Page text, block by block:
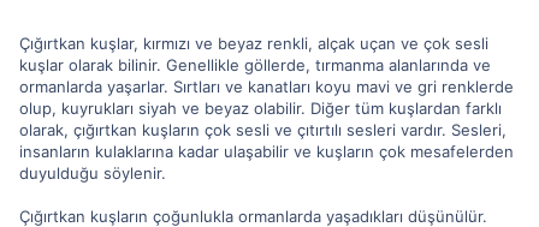
Çığırtkan kuşlar, kırmızı ve beyaz renkli, alçak uçan ve çok sesli
kuşlar olarak bilinir. Genellikle göllerde, tırmanma alanlarında ve
ormanlarda yaşarlar. Sırtları ve kanatları koyu mavi ve gri renklerde
olup, kuyrukları siyah ve beyaz olabilir. Diğer tüm kuşlardan farklı
olarak, çığırtkan kuşların çok sesli ve çıtırtılı sesleri vardır. Sesleri,
insanların kulaklarına kadar ulaşabilir ve kuşların çok mesafelerden
duyulduğu söylenir.
Çığırtkan kuşların çoğunlukla ormanlarda yaşadıkları düşünülür.